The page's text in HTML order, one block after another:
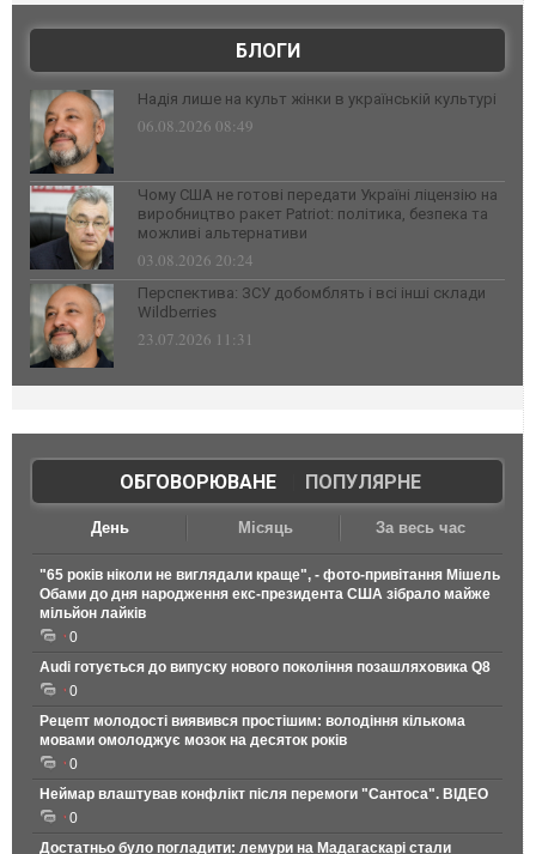
БЛОГИ
Надія лише на культ жінки в українській культурі
06.08.2026 08:49
Чому США не готові передати Україні ліцензію на
виробництво ракет Patriot: політика, безпека та
можливі альтернативи
03.08.2026 20:24
Перспектива: ЗСУ добомблять і всі інші склади
Wildberries
23.07.2026 11:31
ОБГОВОРЮВАНЕ| ПОПУЛЯРНЕ
День Місяць За весь час
"65 років ніколи не виглядали краще", - фото-привітання Мішель
Обами до дня народження екс-президента США зібрало майже
мільйон лайків
0
Audi готується до випуску нового покоління позашляховика Q8
0
Рецепт молодості виявився простішим: володіння кількома
мовами омолоджує мозок на десяток років
0
Неймар влаштував конфлікт після перемоги "Сантоса". ВІДЕО
0
Достатньо було погладити: лемури на Мадагаскарі стали